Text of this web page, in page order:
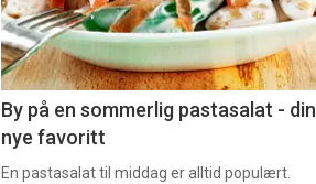
-
5
By på en sommerlig pastasalat - din
nye favoritt
En pastasalat til middag er alltid populært.